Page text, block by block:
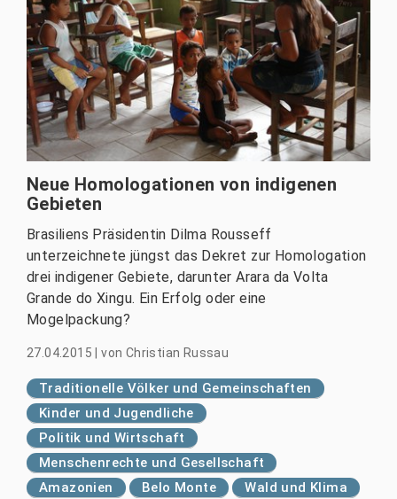
Neue Homologationen von indigenen
Gebieten
Brasiliens Präsidentin Dilma Rousseff
unterzeichnete jüngst das Dekret zur Homologation
drei indigener Gebiete, darunter Arara da Volta
Grande do Xingu. Ein Erfolg oder eine
Mogelpackung?
27.04.2015 |von Christian Russau
Traditionelle Völker und Gemeinschaften
Kinder und Jugendliche
Politik und Wirtschaft
Menschenrechte und Gesellschaft
Amazonien
Belo Monte
Wald und Klima